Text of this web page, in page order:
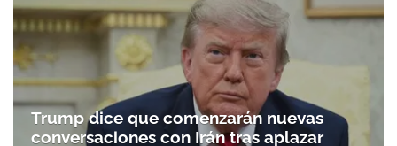
Trump dice que comenzarán nuevas
conversaciones con Irán tras aplazar